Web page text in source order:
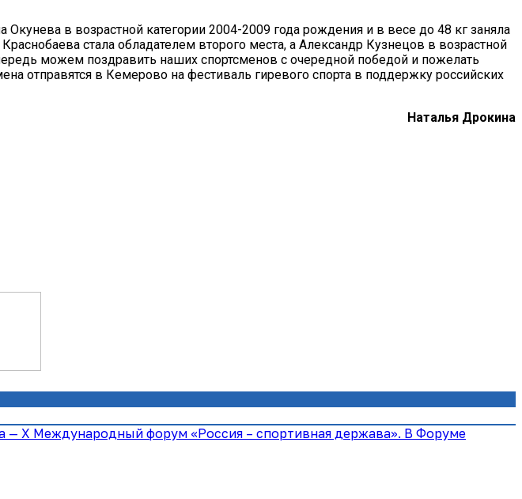
в возрастной категории 2004-2009 года рождения и в весе до 48 кг заняла
стала обладателем второго места, а Александр Кузнецов в возрастной
можем поздравить наших спортсменов с очередной победой и пожелать
отправятся в Кемерово на фестиваль гиревого спорта в поддержку российских
Наталья Дрокина